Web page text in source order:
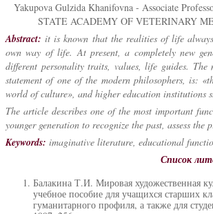
Yakupova Gulzida Khanifovna - Associate
STATE ACADEMY OF VETERINARY
Abstract: it is known that the realities of life
own way of life. At present, a completely new
different personality traits, values, life guides.
statement of one of the modern philosophers, is:
world of culture», and higher education institutions
The article describes one of the most important
younger generation to recognize the past, assess
Keywords: imaginative literature, educational
Список
Балакина Т.И. Мировая художественная
учебное пособие для учащихся старших
гуманитарного профиля, а также для